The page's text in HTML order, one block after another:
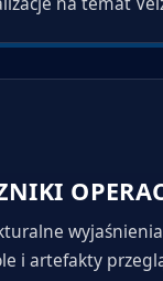
i artefakty